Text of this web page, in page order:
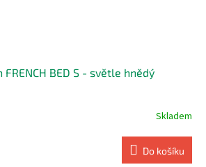
FRENCH BED S - světle hnědý
Skladem
Do košíku